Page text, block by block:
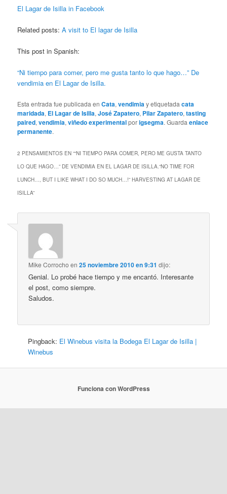
El Lagar de Isilla in Facebook
Related posts:A visit to El lagar de Isilla
This post in Spanish:
“Ni tiempo para comer, pero me gusta tanto lo que hago…” De
vendimia en El Lagar de Isilla.
Esta entrada fue publicada enCata,vendimia y etiquetadacata
maridada, El Lagar de Isilla,José Zapatero, Pilar Zapatero,tasting
paired,vendimia,viñedo experimentalporigsegma. Guardaenlace
permanente.
2 PENSAMIENTOS EN ““NI TIEMPO PARA COMER, PERO ME GUSTA TANTO
LO QUE HAGO…” DE VENDIMIA EN EL LAGAR DE ISILLA.“NO TIME FOR
LUNCH…, BUT I LIKE WHAT I DO SO MUCH…!” HARVESTING AT LAGAR DE
ISILLA”
Mike Corrocho en25 noviembre 2010 en 9:31 dijo:
Genial. Lo probé hace tiempo y me encantó. Interesante
el post, como siempre.
Saludos.
Pingback: El Winebus visita la Bodega El Lagar de Isilla |
Winebus
Funciona con WordPress